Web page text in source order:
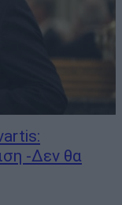
-Δεν θα